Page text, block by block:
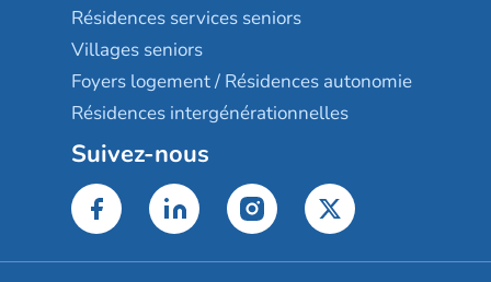
Résidences services seniors
Villages seniors
Foyers logement / Résidences autonomie
Résidences intergénérationnelles
Suivez-nous